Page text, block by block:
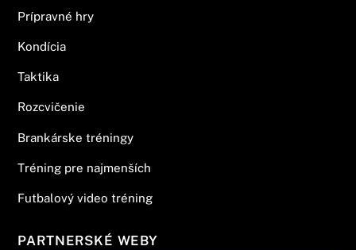
Prípravné hry
Kondícia
Taktika
Rozcvičenie
Brankárske tréningy
Tréning pre najmenších
Futbalový video tréning
PARTNERSKÉ WEBY